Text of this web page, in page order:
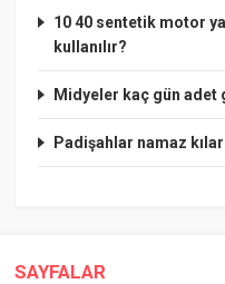
10 40 sentetik motor
kullanılır?
Midyeler kaç gün adet
Padişahlar namaz kılar
SAYFALAR